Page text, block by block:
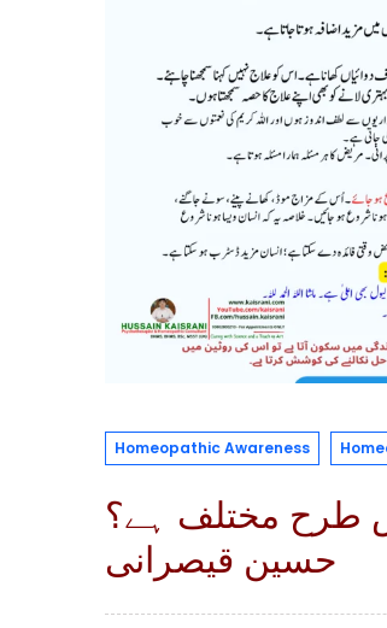
Homeopathic Awareness
طرح مختلف ہے؟
حسین قیصرانی